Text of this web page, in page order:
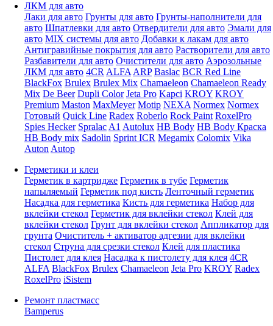
ЛКМ для авто
Лаки для авто Грунты для авто Грунты-наполнители для
авто Шпатлевки для авто Отвердители для авто Эмали для
авто MIX системы для авто Добавки к лакам для авто
Антигравийные покрытия для авто Растворители для авто
Разбавители для авто Очистители для авто Аэрозольные
ЛКМ для авто 4CR ALFA ARP Baslac BCR Red Line
BlackFox Brulex Brulex Mix Chamaeleon Chamaeleon Ready
Mix De Beer Dupli Color Jeta Pro Kapci KROY KROY
Premium Maston MaxMeyer Motip NEXA Normex Normex
Готовый Quick Line Radex Roberlo Rock Paint RoxelPro
Spies Hecker Spralac A1 Autolux HB Body HB Body Краска
HB Body mix Sadolin Sprint ICR Megamix Colomix Vika
Auton Autop
Герметики и клеи
Герметик в картридже Герметик в тубе Герметик
напыляемый Герметик под кисть Ленточный герметик
Насадка для герметика Кисть для герметика Набор для
вклейки стекол Герметик для вклейки стекол Клей для
вклейки стекол Грунт для вклейки стекол Аппликатор для
грунта Очиститель + активатор адгезии для вклейки
стекол Струна для срезки стекол Клей для пластика
Пистолет для клея Насадка к пистолету для клея 4CR
ALFA BlackFox Brulex Chamaeleon Jeta Pro KROY Radex
RoxelPro iSistem
Ремонт пластмасс
Bamperus